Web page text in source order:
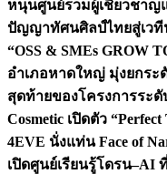
หนุนศูนย์รวมผู้เชี่ยวชาญ
ปัญญาทัศนศิลป์ไทยสู่เวที
“OSS & SMEs GROW
อำเภอหาดใหญ่ มุ่งยกระ
สุดท้ายของโครงการระ
Cosmetic เปิดตัว
4EVE นั่งแท่น Face of
เปิดศูนย์เรียนรู้โดรน–AI